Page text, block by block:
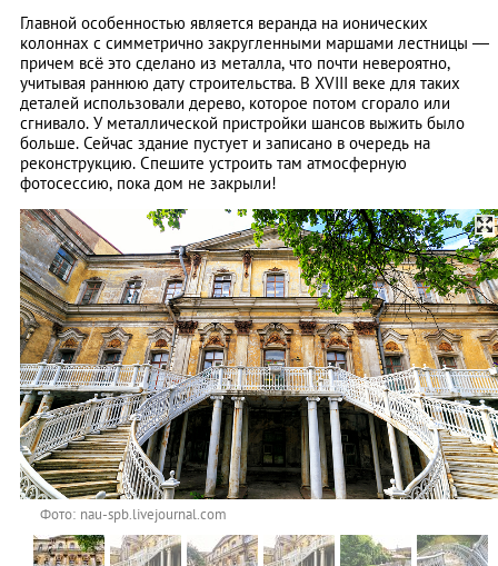
Главной особенностью является веранда на ионических
колоннах с симметрично закругленными маршами лестницы —
причем всё это сделано из металла, что почти невероятно,
учитывая раннюю дату строительства. В XVIII веке для таких
деталей использовали дерево, которое потом сгорало или
сгнивало. У металлической пристройки шансов выжить было
больше. Сейчас здание пустует и записано в очередь на
реконструкцию. Спешите устроить там атмосферную
фотосессию, пока дом не закрыли!
Фото: nau-spb.livejournal.com